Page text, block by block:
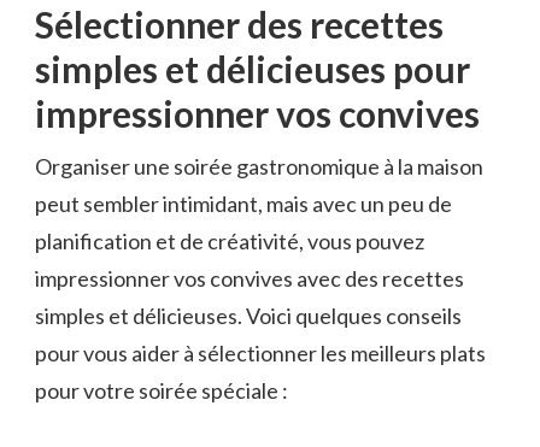
Sélectionner des recettes⁣
simples et délicieuses ‍pour
impressionner‍ vos convives
Organiser une soirée gastronomique⁣ à la maison
peut sembler intimidant, mais avec un peu de
‌planification et de créativité, vous pouvez
impressionner vos convives avec des recettes
simples et délicieuses. Voici quelques conseils
pour ⁣vous aider à sélectionner les meilleurs plats
pour votre soirée spéciale :